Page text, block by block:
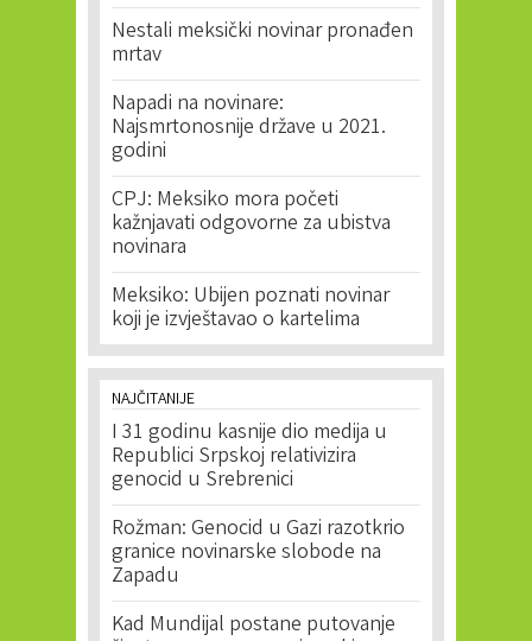
Nestali meksički novinar pronađen
mrtav
Napadi na novinare:
Najsmrtonosnije države u 2021.
godini
CPJ: Meksiko mora početi
kažnjavati odgovorne za ubistva
novinara
Meksiko: Ubijen poznati novinar
koji je izvještavao o kartelima
NAJČITANIJE
I 31 godinu kasnije dio medija u
Republici Srpskoj relativizira
genocid u Srebrenici
Rožman: Genocid u Gazi razotkrio
granice novinarske slobode na
Zapadu
Kad Mundijal postane putovanje